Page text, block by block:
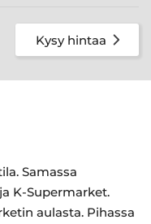
Kysy hintaa
Samassa
K-Supermarket.
aulasta. Pihassa